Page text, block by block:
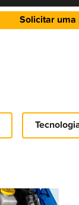
Solicitar uma